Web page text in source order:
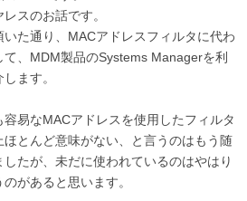
スのお話です。
た通り、MACアドレスフィルタに代わ
て、MDM製品のSystems Managerを利
ます。
易なMACアドレスを使用したフィルタ
ほとんど意味がない、と言うのはもう随
たが、未だに使われているのはやはり
があると思います。